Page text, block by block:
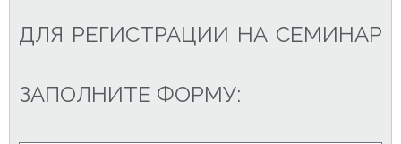
ДЛЯ РЕГИСТРАЦИИ НА СЕМИНАР
ЗАПОЛНИТЕ ФОРМУ: